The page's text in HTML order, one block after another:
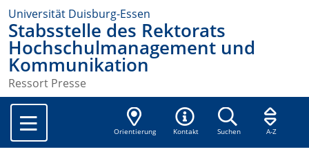
Universität Duisburg-Essen
Stabsstelle des Rektorats
Hochschulmanagement und
Kommunikation
Ressort Presse
Orientierung Kontakt Suchen A-Z